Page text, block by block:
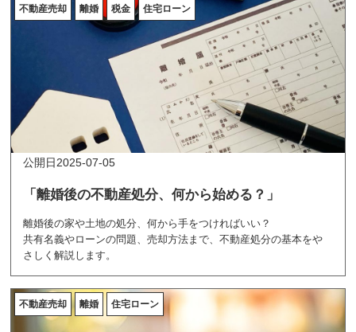
た、不動産売却に関わる方必読のガイドです。
不動産売却 離婚 税金 住宅ローン
「離婚後の不動産処分、何から始める？」
2025-07-05
離婚後の家や土地の処分、何から手をつければいい？
共有名義やローンの問題、売却方法まで、不動産処分の基本をや
さしく解説します。
不動産売却 離婚 住宅ローン